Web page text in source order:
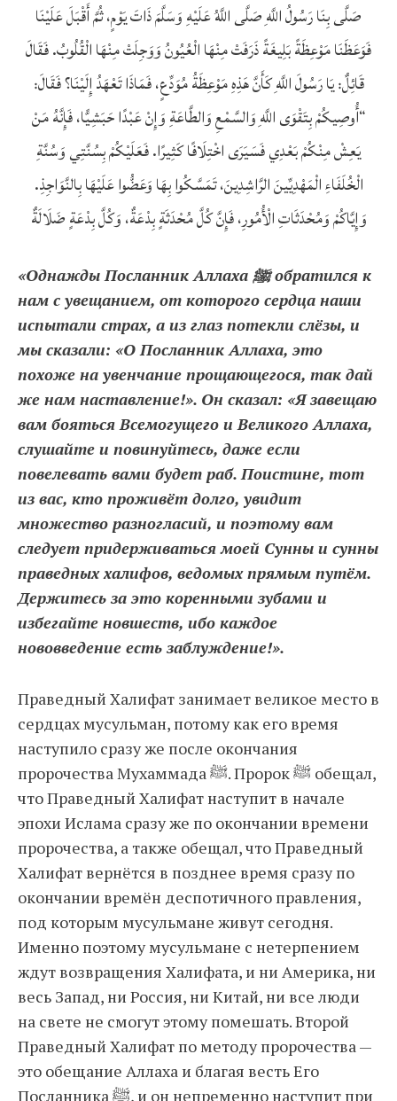
صَلَّى بِنَا رَسُولُ اللَّهِ صَلَّى اللَّهُ عَلَيْهِ وَسَلَّمَ ذَاتَ يَوْمٍ، ثُمَّ أَقْبَلَ عَلَيْنَا
فَوَعَظَنَا مَوْعِظَةً بَلِيغَةً ذَرَفَتْ مِنْهَا الْعُيُونُ وَوَجِلَتْ مِنْهَا الْقُلُوبُ. فَقَالَ
قَائِلٌ: يَا رَسُولَ اللَّهِ كَأَنَّ هَذِهِ مَوْعِظَةُ مُوَدِّعٍ، فَمَاذَا تَعْهَدُ إِلَيْنَا؟ فَقَالَ:
“أُوصِيكُمْ بِتَقْوَى اللَّهِ وَالسَّمْعِ وَالطَّاعَةِ وَإِنْ عَبْدًا حَبَشِيًّا، فَإِنَّهُ مَنْ
يَعِشْ مِنْكُمْ بَعْدِي فَسَيَرَى اخْتِلَافًا كَثِيرًا. فَعَلَيْكُمْ بِسُنَّتِي وَسُنَّةِ
الْخُلَفَاءِ الْمَهْدِيِّينَ الرَّاشِدِينَ، تَمَسَّكُوا بِهَا وَعَضُّوا عَلَيْهَا بِالنَّوَاجِذِ.
وَإِيَّاكُمْ وَمُحْدَثَاتِ الْأُمُورِ، فَإِنَّ كُلَّ مُحْدَثَةٍ بِدْعَةٌ، وَكُلَّ بِدْعَةٍ ضَلَالَةٌ
«Однажды Посланник Аллаха ﷺ обратился к
нам с увещанием, от которого сердца наши
испытали страх, а из глаз потекли слёзы, и
мы сказали: «О Посланник Аллаха, это
похоже на увенчание прощающегося, так дай
же нам наставление!». Он сказал: «Я завещаю
вам бояться Всемогущего и Великого Аллаха,
слушайте и повинуйтесь, даже если
повелевать вами будет раб. Поистине, тот
из вас, кто проживёт долго, увидит
множество разногласий, и поэтому вам
следует придерживаться моей Сунны и сунны
праведных халифов, ведомых прямым путём.
Держитесь за это коренными зубами и
избегайте новшеств, ибо каждое
нововведение есть заблуждение!».
Праведный Халифат занимает великое место в
сердцах мусульман, потому как его время
наступило сразу же после окончания
пророчества Мухаммада ﷺ. Пророк ﷺ обещал,
что Праведный Халифат наступит в начале
эпохи Ислама сразу же по окончании времени
пророчества, а также обещал, что Праведный
Халифат вернётся в позднее время сразу по
окончании времён деспотичного правления,
под которым мусульмане живут сегодня.
Именно поэтому мусульмане с нетерпением
ждут возвращения Халифата, и ни Америка, ни
весь Запад, ни Россия, ни Китай, ни все люди
на свете не смогут этому помешать. Второй
Праведный Халифат по методу пророчества —
это обещание Аллаха и благая весть Его
Посланника ﷺ, и он непременно наступит при